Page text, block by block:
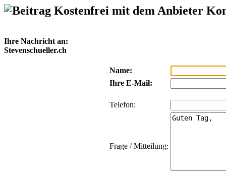
Kostenfrei mit dem Anbieter
Ihre Nachricht an:
Stevenschueller.ch
Name:
Ihre E-Mail:
Telefon:
Frage / Mitteilung: